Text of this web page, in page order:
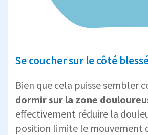
Se coucher sur le côté
Bien que cela puisse sembler
dormir sur la zone
effectivement réduire la
position limite le mouvement